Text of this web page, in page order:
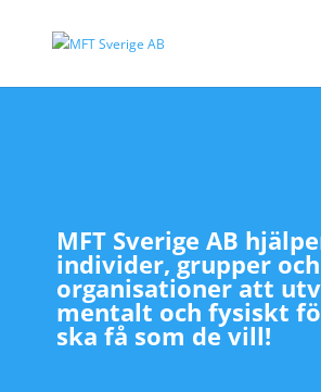
MFT Sverige AB
individer, grupper och
organisationer att
mentalt och fysiskt
ska få som de vill!